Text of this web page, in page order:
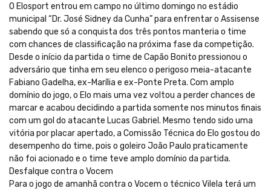
O Elosport entrou em campo no último domingo no estádio
municipal “Dr. José Sidney da Cunha” para enfrentar o Assisense
sabendo que só a conquista dos três pontos manteria o time
com chances de classificação na próxima fase da competição.
Desde o início da partida o time de Capão Bonito pressionou o
adversário que tinha em seu elenco o perigoso meia-atacante
Fabiano Gadelha, ex-Marília e ex-Ponte Preta. Com amplo
domínio do jogo, o Elo mais uma vez voltou a perder chances de
marcar e acabou decidindo a partida somente nos minutos finais
com um gol do atacante Lucas Gabriel. Mesmo tendo sido uma
vitória por placar apertado, a Comissão Técnica do Elo gostou do
desempenho do time, pois o goleiro João Paulo praticamente
não foi acionado e o time teve amplo domínio da partida.
Desfalque contra o Vocem
Para o jogo de amanhã contra o Vocem o técnico Vilela terá um